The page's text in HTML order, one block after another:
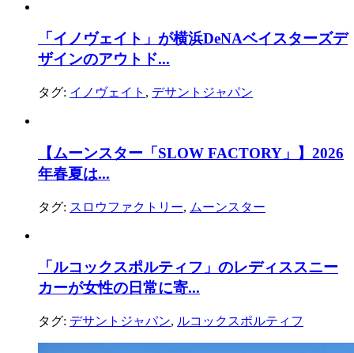
「イノヴェイト」が横浜DeNAベイスターズデ
ザインのアウトド...
タグ: イノヴェイト , デサントジャパン
【ムーンスター「SLOW FACTORY」】2026
年春夏は...
タグ: スロウファクトリー, ムーンスター
「ルコックスポルティフ」のレディススニー
カーが女性の日常に寄...
タグ: デサントジャパン, ルコックスポルティフ